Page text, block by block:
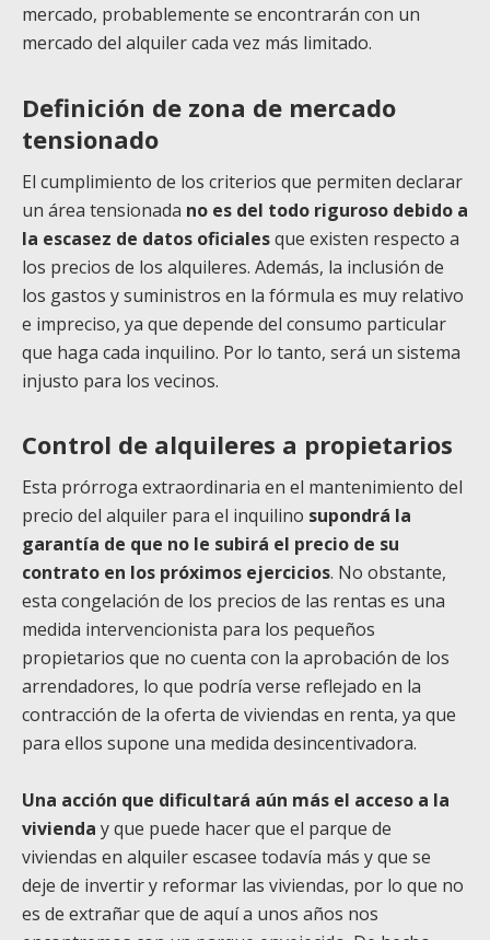
mercado, probablemente se encontrarán con un
mercado del alquiler cada vez más limitado.
Definición de zona de mercado
tensionado
El cumplimiento de los criterios que permiten declarar
un área tensionada no es del todo riguroso debido a
la escasez de datos oficialesque existen respecto a
los precios de los alquileres. Además, la inclusión de
los gastos y suministros en la fórmula es muy relativo
e impreciso, ya que depende del consumo particular
que haga cada inquilino. Por lo tanto, será un sistema
injusto para los vecinos.
Control de alquileres a propietarios
Esta prórroga extraordinaria en el mantenimiento del
precio del alquiler para el inquilino supondrá la
garantía de que no le subirá el precio de su
contrato en los próximos ejercicios. No obstante,
esta congelación de los precios de las rentas es una
medida intervencionista para los pequeños
propietarios que no cuenta con la aprobación de los
arrendadores, lo que podría verse reflejado en la
contracción de la oferta de viviendas en renta, ya que
para ellos supone una medida desincentivadora.
Una acción que dificultará aún más el acceso a la
vivienda y que puede hacer que el parque de
viviendas en alquiler escasee todavía más y que se
deje de invertir y reformar las viviendas, por lo que no
es de extrañar que de aquí a unos años nos